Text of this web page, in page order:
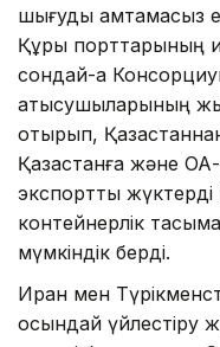
шығуды қамтамасыз
Құрық порттарының
сондай-ақ
қатысушыларының
отырып,
Қазақстанға және
экспорттық
контейнерлік
мүмкіндік берді.
Иран мен
осындай үйлестіру